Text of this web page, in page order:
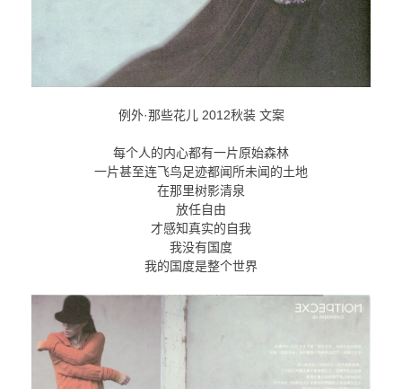
例外·那些花儿 2012秋装 文案
每个人的内心都有一片原始森林
一片甚至连飞鸟足迹都闻所未闻的土地
在那里树影清泉
放任自由
才感知真实的自我
我没有国度
我的国度是整个世界